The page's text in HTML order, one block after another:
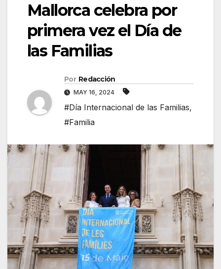
Mallorca celebra por
primera vez el Día de
las Familias
Por Redacción
MAY 16, 2024
#Día Internacional de las Familias,
#Familia